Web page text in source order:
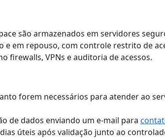
são armazenados em servidores
em repouso, com controle restrito de
firewalls, VPNs e auditoria de acessos.
forem necessários para atender ao
de dados enviando um e-mail para
úteis após validação junto ao